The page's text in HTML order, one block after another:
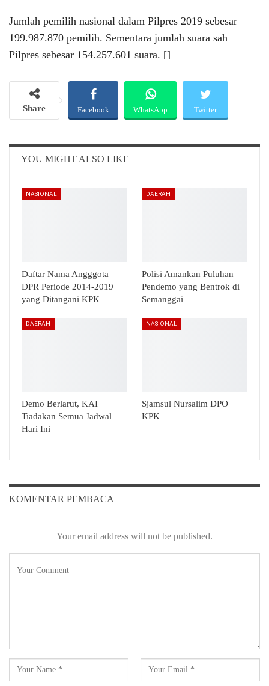
Jumlah pemilih nasional dalam Pilpres 2019 sebesar
199.987.870 pemilih. Sementara jumlah suara sah
Pilpres sebesar 154.257.601 suara. []
Share Facebook WhatsApp Twitter
YOU MIGHT ALSO LIKE
NASIONAL
Daftar Nama Angggota
DPR Periode 2014-2019
yang Ditangani KPK
DAERAH
Polisi Amankan Puluhan
Pendemo yang Bentrok di
Semanggai
DAERAH
Demo Berlarut, KAI
Tiadakan Semua Jadwal
Hari Ini
NASIONAL
Sjamsul Nursalim DPO
KPK
KOMENTAR PEMBACA
Your email address will not be published.